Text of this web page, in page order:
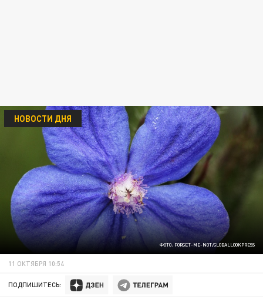
ФОТО: FORGET-ME-NOT/GLOBALLOOKPRESS
НОВОСТИ ДНЯ
11 ОКТЯБРЯ 10:54
ПОДПИШИТЕСЬ: